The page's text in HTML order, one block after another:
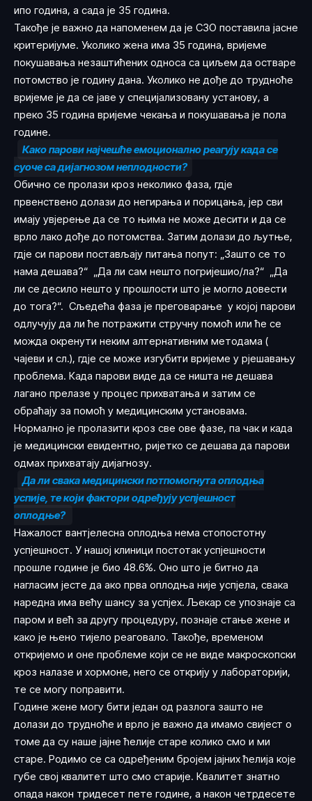
ипо година, а сада је 35 година.
Такође је важно да напоменем да је СЗО поставила јасне
критеријуме. Уколико жена има 35 година, вријеме
покушавања незаштићених односа са циљем да остваре
потомство је годину дана. Уколико не дође до трудноће
вријеме је да се јаве у специјализовану установу, а
преко 35 година вријеме чекања и покушавања је пола
године.
Како парови најчешће емоционално реагују када се
суоче са дијагнозом неплодности?
Обично се пролази кроз неколико фаза, гдје
првенствено долази до негирања и порицања, јер сви
имају увјерење да се то њима не може десити и да се
врло лако дође до потомства. Затим долази до љутње,
гдје си парови постављају питања попут: „Зашто се то
нама дешава?“ „Да ли сам нешто погријешио/ла?“ „Да
ли се десило нешто у прошлости што је могло довести
до тога?“. Сљедећа фаза је преговарање у којој парови
одлучују да ли ће потражити стручну помоћ или ће се
можда окренути неким алтернативним методама (
чајеви и сл.), гдје се може изгубити вријеме у рјешавању
проблема. Када парови виде да се ништа не дешава
лагано прелазе у процес прихватања и затим се
обраћају за помоћ у медицинским установама.
Нормално је пролазити кроз све ове фазе, па чак и када
је медицински евидентно, ријетко се дешава да парови
одмах прихватају дијагнозу.
Да ли свака медицински потпомогнута оплодња
успије, те који фактори одређују успјешност
оплодње?
Нажалост вантјелесна оплодња нема стопостотну
успјешност. У нашој клиници постотак успјешности
прошле године је био 48.6%. Оно што је битно да
нагласим јесте да ако прва оплодња није успјела, свака
наредна има већу шансу за успјех. Љекар се упознаје са
паром и већ за другу процедуру, познаје стање жене и
како је њено тијело реаговало. Такође, временом
откријемо и оне проблеме који се не виде макроскопски
кроз налазе и хормоне, него се открију у лабораторији,
те се могу поправити.
Године жене могу бити један од разлога зашто не
долази до трудноће и врло је важно да имамо свијест о
томе да су наше јајне ћелије старе колико смо и ми
старе. Родимо се са одређеним бројем јајних ћелија које
губе свој квалитет што смо старије. Квалитет знатно
опада након тридесет пете године, а након четрдесете